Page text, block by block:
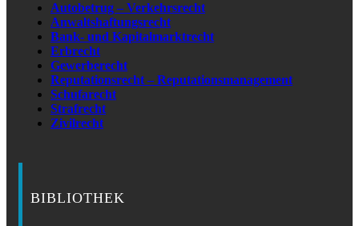
Autobetrug – Verkehrsrecht
Anwaltshaftungsrecht
Bank- und Kapitalmarktrecht
Erbrecht
Gewerberecht
Reputationsrecht – Reputationsmanagement
Schufarecht
Strafrecht
Zivilrecht
BIBLIOTHEK